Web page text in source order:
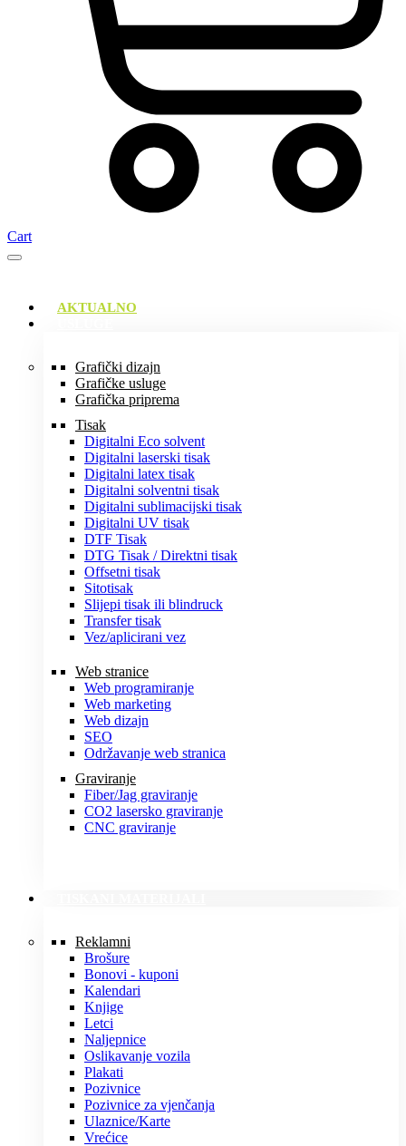
Cart
AKTUALNO
Grafički dizajn
Grafičke usluge
Grafička priprema
Tisak
Digitalni Eco solvent
Digitalni laserski tisak
Digitalni latex tisak
Digitalni solventni tisak
Digitalni sublimacijski tisak
Digitalni UV tisak
DTF Tisak
DTG Tisak / Direktni tisak
Offsetni tisak
Sitotisak
Slijepi tisak ili blindruck
Transfer tisak
Vez/aplicirani vez
Web stranice
Web programiranje
Web marketing
Web dizajn
SEO
Održavanje web stranica
Graviranje
Fiber/Jag graviranje
CO2 lasersko graviranje
CNC graviranje
Reklamni
Brošure
Bonovi - kuponi
Kalendari
Knjige
Letci
Naljepnice
Oslikavanje vozila
Plakati
Pozivnice
Pozivnice za vjenčanja
Ulaznice/Karte
Vrećice